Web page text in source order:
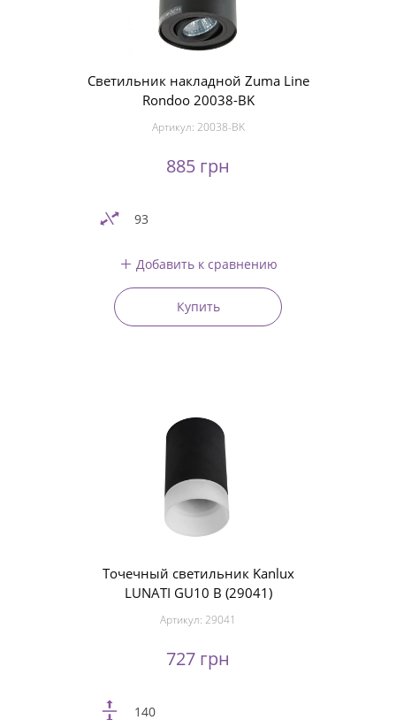
Светильник накладной Zuma Line
Rondoo 20038-BK
Артикул: 20038-BK
885 грн
93
Добавить к сравнению
Купить
Точечный светильник Kanlux
LUNATI GU10 B (29041)
Артикул: 29041
727 грн
140